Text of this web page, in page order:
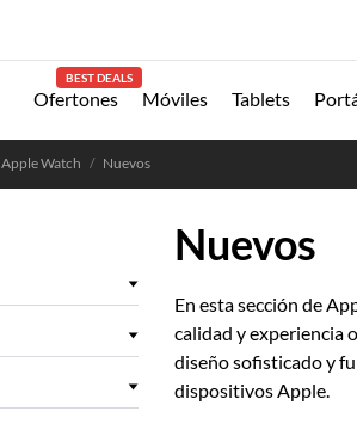
Ofertones
BEST DEALS
Móviles Tablets
Apple Watch Nuevos
Nuevos
En esta sección de
calidad y experiencia
diseño sofisticado y
dispositivos Apple.